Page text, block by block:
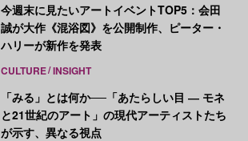
今週末に見たいアートイベントTOP5：会田
誠が大作《混浴図》を公開制作、ピーター・
ハリーが新作を発表
CULTURE INSIGHT
「みる」とは何か──「あたらしい目 ― モネ
と21世紀のアート」の現代アーティストたち
が示す、異なる視点